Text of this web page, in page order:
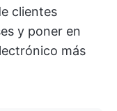
clientes
y poner en
más